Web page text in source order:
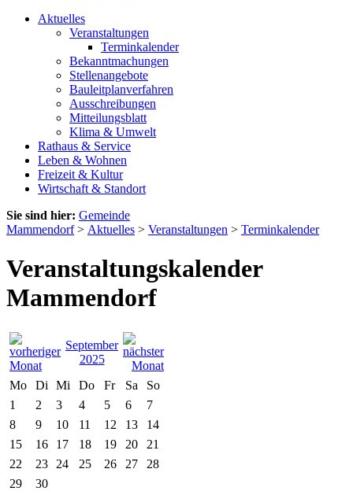
Aktuelles
Veranstaltungen
Terminkalender
Bekanntmachungen
Stellenangebote
Bauleitplanverfahren
Ausschreibungen
Mitteilungsblatt
Klima & Umwelt
Rathaus & Service
Leben & Wohnen
Freizeit & Kultur
Wirtschaft & Standort
Sie sind hier: Gemeinde
Mammendorf> Aktuelles > Veranstaltungen > Terminkalender
Veranstaltungskalender
Mammendorf
September
2025
Mo
Di Mi Do Fr Sa
So
1
2 3 4 5 6
7
8
9 10 11 12 13
14
15
16 17 18 19 20
21
22
23 24 25 26 27
28
29
30